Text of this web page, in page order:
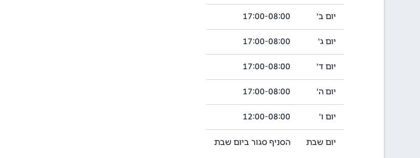
יום ב' 17:00-08:00
יום ג' 17:00-08:00
יום ד' 17:00-08:00
יום ה' 17:00-08:00
יום ו' 12:00-08:00
יום שבת הסניף סגור ביום שבת